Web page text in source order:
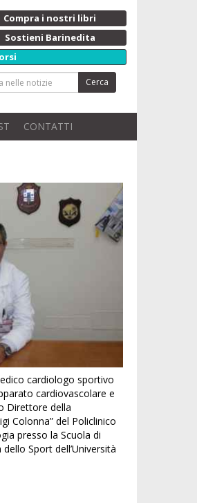
Compra i nostri libri
Sostieni Barinedita
Cerca
CONTATTI
cardiologo sportivo
cardiovascolare e
Direttore della
Colonna” del Policlinico
presso la Scuola di
Sport dell’Università